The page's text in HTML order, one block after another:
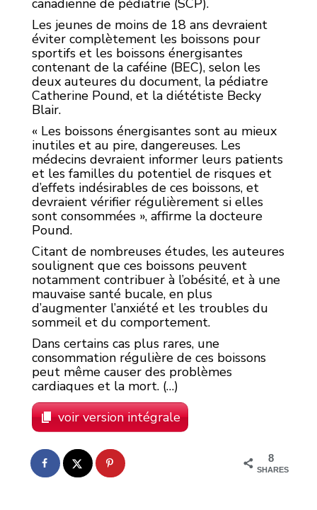
canadienne de pédiatrie (SCP).
Les jeunes de moins de 18 ans devraient
éviter complètement les boissons pour
sportifs et les boissons énergisantes
contenant de la caféine (BEC), selon les
deux auteures du document, la pédiatre
Catherine Pound, et la diététiste Becky
Blair.
« Les boissons énergisantes sont au mieux
inutiles et au pire, dangereuses. Les
médecins devraient informer leurs patients
et les familles du potentiel de risques et
d’effets indésirables de ces boissons, et
devraient vérifier régulièrement si elles
sont consommées », affirme la docteure
Pound.
Citant de nombreuses études, les auteures
soulignent que ces boissons peuvent
notamment contribuer à l’obésité, et à une
mauvaise santé bucale, en plus
d’augmenter l’anxiété et les troubles du
sommeil et du comportement.
Dans certains cas plus rares, une
consommation régulière de ces boissons
peut même causer des problèmes
cardiaques et la mort. (…)
voir version intégrale
8
SHARES